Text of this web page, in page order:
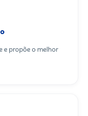
e propõe o melhor